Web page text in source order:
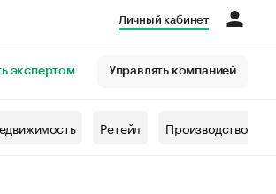
Личный кабинет
экспертом Управлять компанией
Ретейл Производство